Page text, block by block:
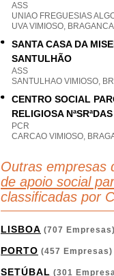
ASS
UNIAO FREGUESIAS
UVA VIMIOSO, BRAGANCA
SANTA CASA DA
SANTULHÃO
ASS
SANTULHAO VIMIOSO,
CENTRO SOCIAL
RELIGIOSA
PCR
CARCAO VIMIOSO,
Outras empresas
de apoio social
classificadas por
LISBOA (707 Empresas)
PORTO (457 Empresas)
SETÚBAL (301